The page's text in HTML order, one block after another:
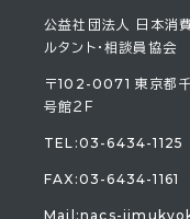
公益社団法人 日本消
ルタント・相談員協会
〒102-0071 東京都
号館２Ｆ
TEL:03-6434-1125
FAX:03-6434-1161
Mail:nacs-